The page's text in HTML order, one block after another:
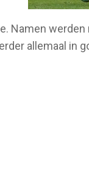
Namen werden
allemaal in